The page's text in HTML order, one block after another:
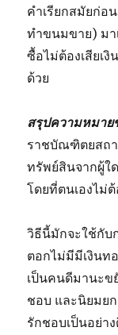
คำเรียกสมัยก่อ
ทำขนมขาย) มา
ซื้อไม่ต้องเสียเ
ด้วย
สรุปความหมาย
ราชบัณฑิตยสถา
ทรัพย์สินจากผู้ใ
โดยที่ตนเองไม่
วิธีนี้มักจะใช้กับ
ตอกไม่มีมีเงินท
เป็นคนดีมานะ
ชอบ และนิยมยก
รักชอบเป็นอย่า